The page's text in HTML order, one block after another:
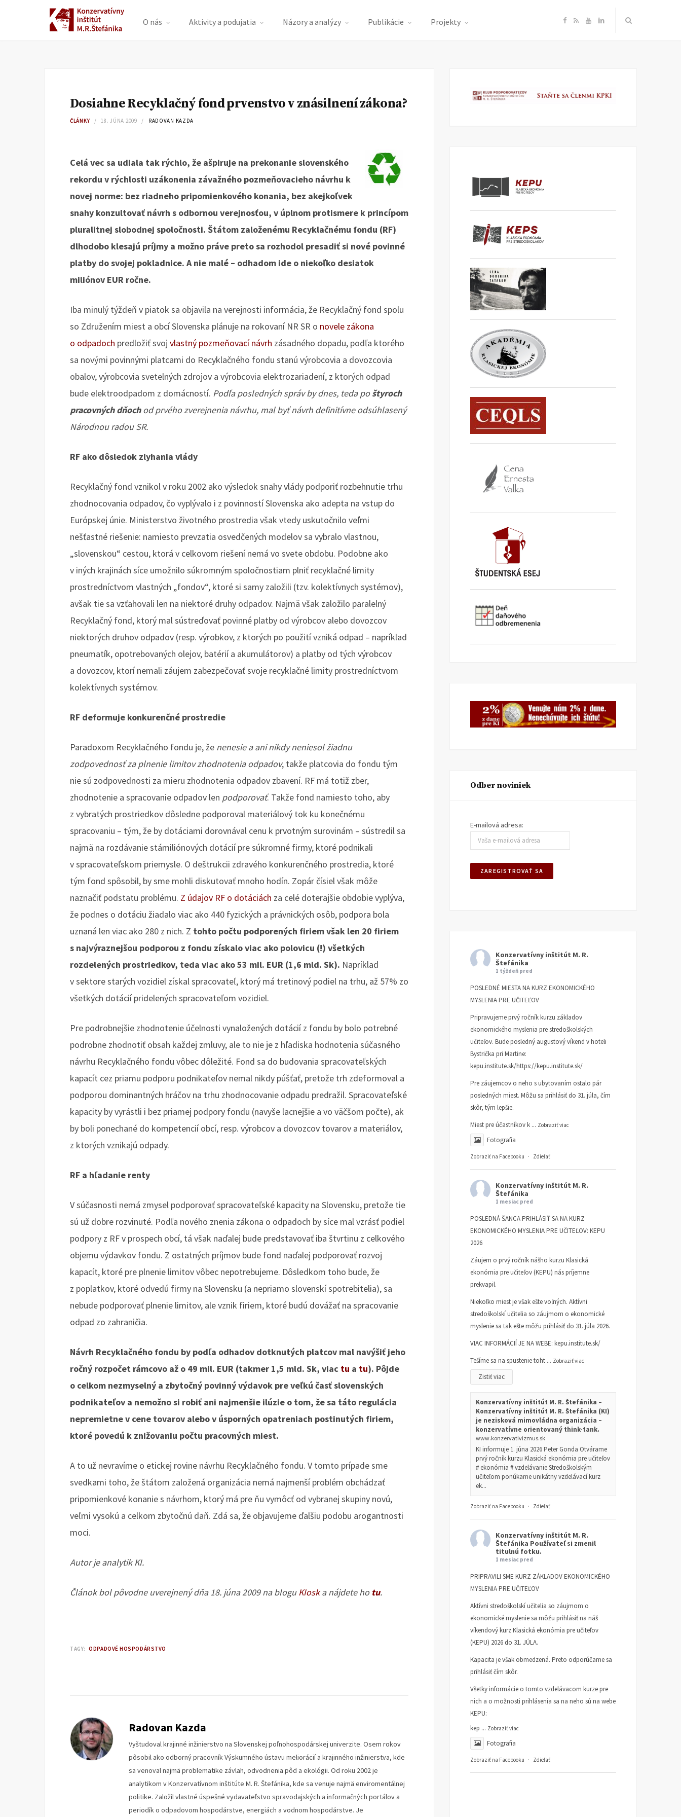
O nás Aktivity a podujatia Názory a analýzy Publikácie Projekty F
e
R Y
T
L
k
Dosiahne Recyklačný fond prvenstvo v znásilnení zákona?
ČLÁNKY 18. JÚNA 2009 RADOVAN KAZDA
Celá vec sa udiala tak rýchlo, že ašpiruje na prekonanie slovenského
rekordu v rýchlosti uzákonenia závažného pozmeňovacieho návrhu k
novej norme: bez riadneho pripomienkového konania, bez akejkoľvek
snahy konzultovať návrh s odbornou verejnosťou, v úplnom protismere k princípom
pluralitnej slobodnej spoločnosti. Štátom založenému Recyklačnému fondu (RF)
dlhodobo klesajú príjmy a možno práve preto sa rozhodol presadiť si nové povinné
platby do svojej pokladnice. A nie malé – odhadom ide o niekoľko desiatok
miliónov EUR ročne.
Iba minulý týždeň v piatok sa objavila na verejnosti informácia, že Recyklačný fond spolu
so Združením miest a obcí Slovenska plánuje na rokovaní NR SR o novele zákona
o odpadoch predložiť svoj vlastný pozmeňovací návrh zásadného dopadu, podľa ktorého
sa novými povinnými platcami do Recyklačného fondu stanú výrobcovia a dovozcovia
obalov, výrobcovia svetelných zdrojov a výrobcovia elektrozariadení, z ktorých odpad
bude elektroodpadom z domácností. Podľa posledných správ by dnes, teda poštyroch
pracovných dňoch od prvého zverejnenia návrhu, mal byť návrh definitívne odsúhlasený
Národnou radou SR.
RF ako dôsledok zlyhania vlády
Recyklačný fond vznikol v roku 2002 ako výsledok snahy vlády podporiť rozbehnutie trhu
zhodnocovania odpadov, čo vyplývalo i z povinností Slovenska ako adepta na vstup do
Európskej únie. Ministerstvo životného prostredia však vtedy uskutočnilo veľmi
nešťastné riešenie: namiesto prevzatia osvedčených modelov sa vybralo vlastnou,
„slovenskou“ cestou, ktorá v celkovom riešení nemá vo svete obdobu. Podobne ako
v iných krajinách síce umožnilo súkromným spoločnostiam plniť recyklačné limity
prostredníctvom vlastných „fondov“, ktoré si samy založili (tzv. kolektívnych systémov),
avšak tie sa vzťahovali len na niektoré druhy odpadov. Najmä však založilo paralelný
Recyklačný fond, ktorý mal sústreďovať povinné platby od výrobcov alebo dovozcov
niektorých druhov odpadov (resp. výrobkov, z ktorých po použití vzniká odpad – napríklad
pneumatík, opotrebovaných olejov, batérií a akumulátorov) a platby od tých výrobcov
a dovozcov, ktorí nemali záujem zabezpečovať svoje recyklačné limity prostredníctvom
kolektívnych systémov.
RF deformuje konkurenčné prostredie
Paradoxom Recyklačného fondu je, že nenesie a ani nikdy neniesol žiadnu
zodpovednosť za plnenie limitov zhodnotenia odpadov, takže platcovia do fondu tým
nie sú zodpovednosti za mieru zhodnotenia odpadov zbavení. RF má totiž zber,
zhodnotenie a spracovanie odpadov len podporovať. Takže fond namiesto toho, aby
z vybratých prostriedkov dôsledne podporoval materiálový tok ku konečnému
spracovaniu – tým, že by dotáciami dorovnával cenu k prvotným surovinám – sústredil sa
najmä na rozdávanie stámiliónových dotácií pre súkromné firmy, ktoré podnikali
v spracovateľskom priemysle. O deštrukcii zdravého konkurenčného prostredia, ktoré
tým fond spôsobil, by sme mohli diskutovať mnoho hodín. Zopár čísiel však môže
naznačiť podstatu problému. Z údajov RF o dotáciách za celé doterajšie obdobie vyplýva,
že podnes o dotáciu žiadalo viac ako 440 fyzických a právnických osôb, podpora bola
uznaná len viac ako 280 z nich. Z tohto počtu podporených firiem však len 20 firiem
s najvýraznejšou podporou z fondu získalo viac ako polovicu (!) všetkých
rozdelených prostriedkov, teda viac ako 53 mil. EUR (1,6 mld. Sk). Napríklad
v sektore starých vozidiel získal spracovateľ, ktorý má tretinový podiel na trhu, až 57% zo
všetkých dotácií pridelených spracovateľom vozidiel.
Pre podrobnejšie zhodnotenie účelnosti vynaložených dotácií z fondu by bolo potrebné
podrobne zhodnotiť obsah každej zmluvy, ale to nie je z hľadiska hodnotenia súčasného
návrhu Recyklačného fondu vôbec dôležité. Fond sa do budovania spracovateľských
kapacít cez priamu podporu podnikateľov nemal nikdy púšťať, pretože trh zdeformoval a
podporou dominantných hráčov na trhu zhodnocovanie odpadu predražil. Spracovateľské
kapacity by vyrástli i bez priamej podpory fondu (navyše lacnejšie a vo väčšom počte), ak
by boli ponechané do kompetencií obcí, resp. výrobcov a dovozcov tovarov a materiálov,
z ktorých vznikajú odpady.
RF a hľadanie renty
V súčasnosti nemá zmysel podporovať spracovateľské kapacity na Slovensku, pretože tie
sú už dobre rozvinuté. Podľa nového znenia zákona o odpadoch by síce mal vzrásť podiel
podpory z RF v prospech obcí, tá však naďalej bude predstavovať iba štvrtinu z celkového
objemu výdavkov fondu. Z ostatných príjmov bude fond naďalej podporovať rozvoj
kapacít, ktoré pre plnenie limitov vôbec nepotrebujeme. Dôsledkom toho bude, že
z poplatkov, ktoré odvedú firmy na Slovensku (a nepriamo slovenskí spotrebitelia), sa
nebude podporovať plnenie limitov, ale vznik firiem, ktoré budú dovážať na spracovanie
odpad zo zahraničia.
Návrh Recyklačného fondu by podľa odhadov dotknutých platcov mal navýšiť jeho
ročný rozpočet rámcovo až o 49 mil. EUR (takmer 1,5 mld. Sk, viac tu a tu). Pôjde
o celkom nezmyselný a zbytočný povinný výdavok pre veľkú časť slovenských
podnikateľov a nemožno si robiť ani najmenšie ilúzie o tom, že sa táto regulácia
nepremietne v cene tovarov alebo v úsporných opatreniach postinutých firiem,
ktoré povedú k znižovaniu počtu pracovných miest.
A to už nevravíme o etickej rovine návrhu Recyklačného fondu. V tomto prípade sme
svedkami toho, že štátom založená organizácia nemá najmenší problém obchádzať
pripomienkové konanie s návrhom, ktorý má pre ňu vymôcť od vybranej skupiny novú,
veľmi vysokú a celkom zbytočnú daň. Zdá sa, že objavujeme ďalšiu podobu arogantnosti
moci.
Autor je analytik KI.
Článok bol pôvodne uverejnený dňa 18. júna 2009 na bloguKIoska nájdete ho tu.
TAGY: ODPADOVÉ HOSPODÁRSTVO
Radovan Kazda
Vyštudoval krajinné inžinierstvo na Slovenskej poľnohospodárskej univerzite. Osem rokov
pôsobil ako odborný pracovník Výskumného ústavu meliorácií a krajinného inžinierstva, kde
sa venoval najmä problematike závlah, odvodnenia pôd a ekológii. Od roku 2002 je
analytikom v Konzervatívnom inštitúte M. R. Štefánika, kde sa venuje najmä enviromentálnej
politike. Založil vlastné úspešné vydavateľstvo spravodajských a informačných portálov a
periodík o odpadovom hospodárstve, energiách a vodnom hospodárstve. Je
Odber noviniek
E-mailová adresa:
Konzervatívny inštitút M. R.
Štefánika
1 týždeň pred
POSLEDNÉ MIESTA NA KURZ EKONOMICKÉHO
MYSLENIA PRE UČITEĽOV
Pripravujeme prvý ročník kurzu základov
ekonomického myslenia pre stredoškolských
učiteľov. Bude posledný augustový víkend v hoteli
Bystrička pri Martine:
kepu.institute.sk/https://kepu.institute.sk/
Pre záujemcov o neho s ubytovaním ostalo pár
posledných miest. Môžu sa prihlásiť do 31. júla, čím
skôr, tým lepšie.
Miest pre účastníkov k ... Zobraziť viac
Fotografia
Zobraziť na Facebooku · Zdieľať
Konzervatívny inštitút M. R.
Štefánika
1 mesiac pred
POSLEDNÁ ŠANCA PRIHLÁSIŤ SA NA KURZ
EKONOMICKÉHO MYSLENIA PRE UČITEĽOV: KEPU
2026
Záujem o prvý ročník nášho kurzu Klasická
ekonómia pre učiteľov (KEPU) nás príjemne
prekvapil.
Niekoľko miest je však ešte voľných. Aktívni
stredoškolskí učitelia so záujmom o ekonomické
myslenie sa tak ešte môžu prihlásiť do 31. júla 2026.
VIAC INFORMÁCIÍ JE NA WEBE: kepu.institute.sk/
Tešíme sa na spustenie toht ... Zobraziť viac
Zistiť viac
Konzervatívny inštitút M. R. Štefánika –
Konzervatívny inštitút M. R. Štefánika (KI)
je nezisková mimovládna organizácia –
konzervatívne orientovaný think-tank.
www.konzervativizmus.sk
KI informuje 1. júna 2026 Peter Gonda Otvárame
prvý ročník kurzu Klasická ekonómia pre učiteľov
# ekonómia # vzdelávanie Stredoškolským
učiteľom ponúkame unikátny vzdelávací kurz
ek...
Zobraziť na Facebooku · Zdieľať
Konzervatívny inštitút M. R.
Štefánika Používateľ si zmenil
titulnú fotku.
1 mesiac pred
PRIPRAVILI SME KURZ ZÁKLADOV EKONOMICKÉHO
MYSLENIA PRE UČITEĽOV
Aktívni stredoškolskí učitelia so záujmom o
ekonomické myslenie sa môžu prihlásiť na náš
víkendový kurz Klasická ekonómia pre učiteľov
(KEPU) 2026 do 31. JÚLA.
Kapacita je však obmedzená. Preto odporúčame sa
prihlásiť čím skôr.
Všetky informácie o tomto vzdelávacom kurze pre
nich a o možnosti prihlásenia sa na neho sú na webe
KEPU:
kep ... Zobraziť viac
Fotografia
Zobraziť na Facebooku · Zdieľať